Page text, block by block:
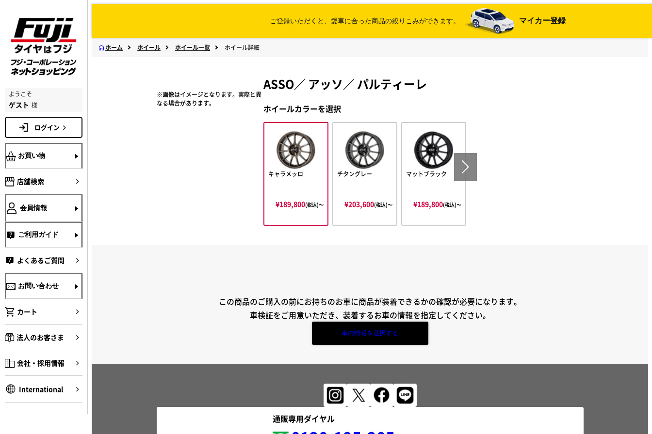
ようこそ
ゲスト 様
ログイン
お買い物
店舗検索
会員情報
ご利用ガイド
よくあるご質問
お問い合わせ
カート
法人のお客さま
会社・採用情報
International
ご登録いただくと、愛車に合った商品の絞りこみができます。 マイカー登録
ホーム ホイール ホイール一覧 ホイール詳細
※画像はイメージとなります。実際と異
なる場合があります。
ASSO／ アッソ／パルティーレ
ホイールカラーを選択
キャラメッロ
¥189,800(税込)〜
チタングレー
¥203,600(税込)〜
マットブラック
¥189,800(税込)〜
この商品のご購入の前にお持ちのお車に商品が装着できるかの確認が必要になります。
車検証をご用意いただき、装着するお車の情報を指定してください。
車の情報を選択する
通販専用ダイヤル